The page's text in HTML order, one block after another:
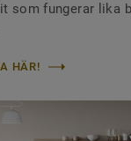
som fungerar lika
HÄR!